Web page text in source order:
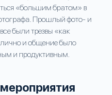
«большим братом» в
Прошлый фото- и
были трезвы «как
и общение было
и продуктивным.